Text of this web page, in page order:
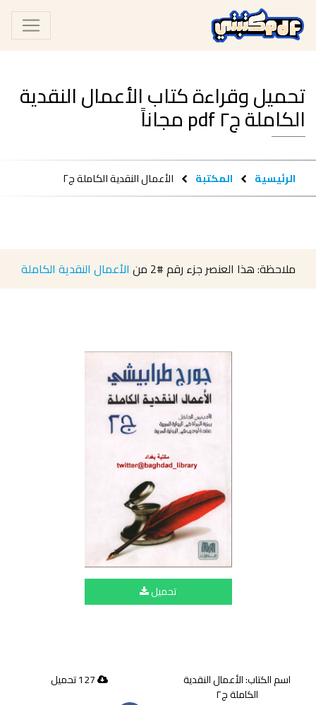
تحميل وقراءة كتاب الأعمال النقدية
الكاملة ج٢ pdf مجاناً
الرئيسية المكتبة الأعمال النقدية الكاملة ج٢
ملاحظة: هذا العنصر جزء رقم#2 من الأعمال النقدية الكاملة
تحميل
اسم الكتاب: الأعمال النقدية
الكاملة ج٢